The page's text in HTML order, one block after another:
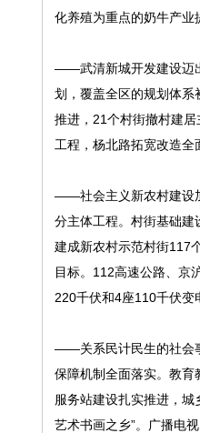
化养殖为重点的奶牛产业
——武清新城开发建设迈
划，覆盖全区的规划体
推进，21个村街撤村建
工程，杨北路拓宽改造全
——社会主义新农村建设
分主体工程。村街基础建
建成新农村示范村街117
目标。112高速公路、京
220千伏和4座110千伏变
——关系民计民生的社会
保障机制全面落实。教育
服务站建设扎实推进，
艺术书画之乡”。广播电